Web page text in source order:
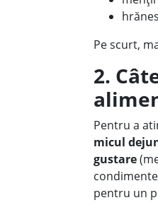
Pe scurt,
2.
Pentru a
micul
gustare
pentru un